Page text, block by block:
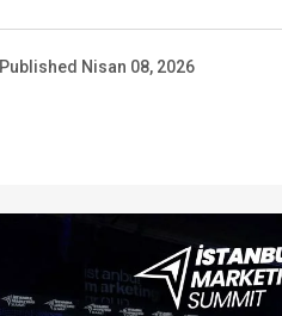
Published Nisan 08, 2026